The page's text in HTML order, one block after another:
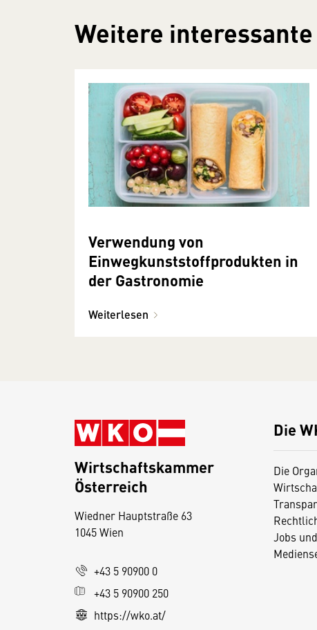
Weitere
Verwendung von
Einwegkunststoffprodukten in
der Gastronomie
Weiterlesen
Die
Die
Jobs
Wirtschaftskammer
Österreich
Wiedner Hauptstraße 63
1045 Wien
+43 5 90900 0
+43 5 90900 250
https://wko.at/